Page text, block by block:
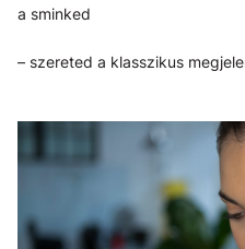
a sminked
– szereted a klasszikus